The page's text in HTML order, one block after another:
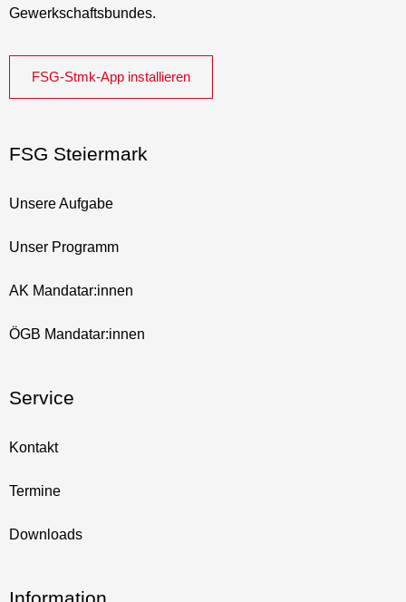
Gewerkschaftsbundes.
FSG-Stmk-App installieren
FSG Steiermark
Unsere Aufgabe
Unser Programm
AK Mandatar:innen
ÖGB Mandatar:innen
Service
Kontakt
Termine
Downloads